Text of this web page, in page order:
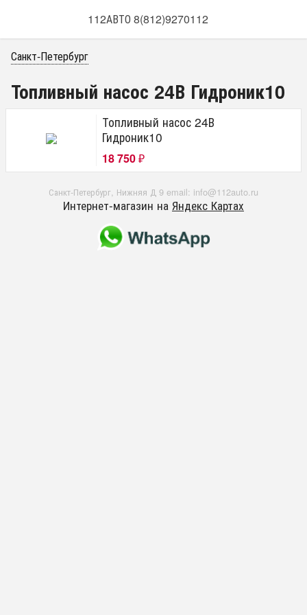
112АВТО 8(812)9270112
Санкт-Петербург
Топливный насос 24В Гидроник10
Топливный насос 24В
Гидроник10
18 750 ₽
Санкт-Петербург, Нижняя Д 9 email: info@112auto.ru
Интернет-магазин на Яндекс Картах